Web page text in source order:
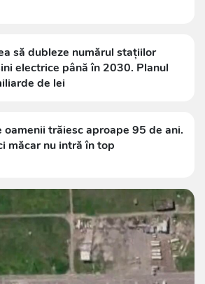
să dubleze numărul stațiilor
electrice până în 2030. Planul
de lei
oamenii trăiesc aproape 95 de ani.
măcar nu intră în top